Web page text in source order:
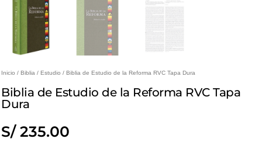
Inicio / Biblia / Estudio / Biblia de Estudio de la Reforma RVC Tapa Dura
Biblia de Estudio de la Reforma RVC Tapa
Dura
S/235.00